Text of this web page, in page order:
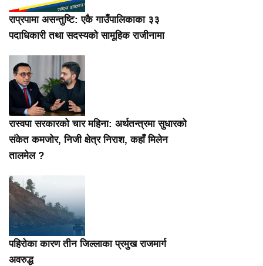
राप्रपामा असन्तुष्टि: एकै गाउँपालिकाका ३३
पदाधिकारी तथा सदस्यको सामूहिक राजीनामा
रास्वपा सरकारको चार महिना: अर्थतन्त्रमा सुधारको
संकेत कमजोर, निजी क्षेत्र निराश, कहाँ मिलेन
तालमेल ?
पहिरोका कारण तीन जिल्लाका प्रमुख राजमार्ग
अवरुद्ध